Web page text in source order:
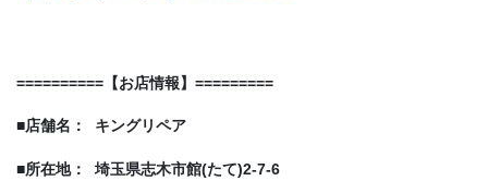
========== 【お店情報】 =========
■店舗名： キングリペア
■所在地： 埼玉県志木市館(たて)2-7-6